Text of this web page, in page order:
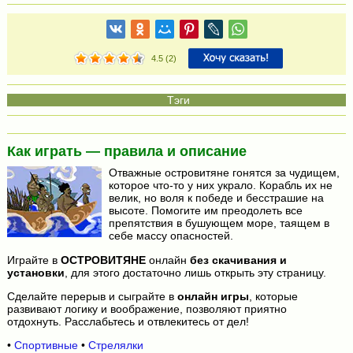
4.5(2)
Как играть — правила и описание
Отважные островитяне гонятся за чудищем,
которое что-то у них украло. Корабль их не
велик, но воля к победе и бесстрашие на
высоте. Помогите им преодолеть все
препятствия в бушующем море, таящем в
себе массу опасностей.
Играйте в ОСТРОВИТЯНЕонлайн без скачивания и
установки , для этого достаточно лишь открыть эту страницу.
Сделайте перерыв и сыграйте в онлайн игры , которые
развивают логику и воображение, позволяют приятно
отдохнуть. Расслабьтесь и отвлекитесь от дел!
• Спортивные• Стрелялки